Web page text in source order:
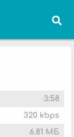
3:58
320 kbps
6.81 МБ